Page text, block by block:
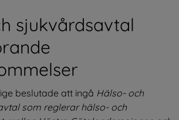
sjukvårdsavtal
beslutade att ingå Hälso- och
som reglerar hälso- och